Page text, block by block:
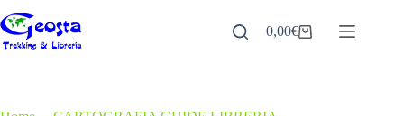
al
contenuto
Carrello
0,00€